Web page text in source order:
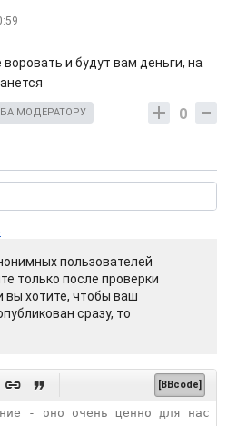
и будут вам деньги, на
0
МОДЕРАТОРУ
пользователей
только после проверки
вы хотите, чтобы ваш
сразу, то
  [BBcode]